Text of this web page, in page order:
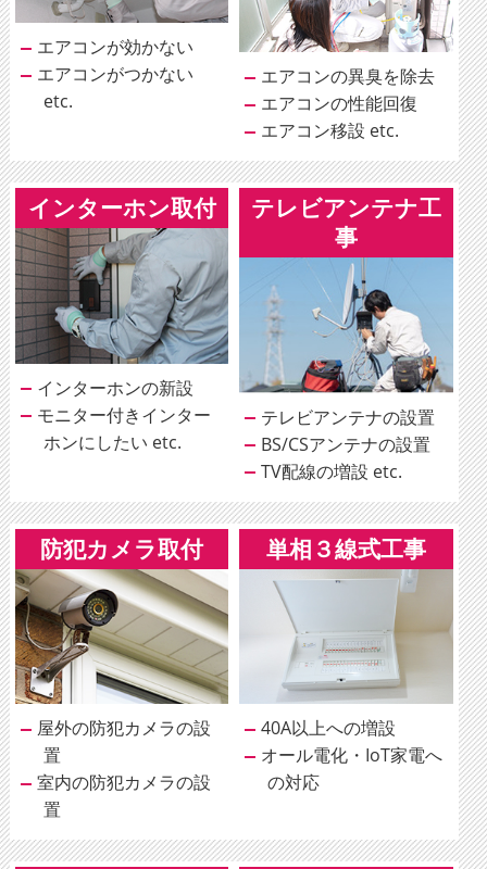
エアコンが効かない
エアコンがつかない
etc.
エアコンの異臭を除去
エアコンの性能回復
エアコン移設 etc.
インターホン取付
インターホンの新設
モニター付きインター
ホンにしたい etc.
テレビアンテナ工
事
テレビアンテナの設置
BS/CSアンテナの設置
TV配線の増設 etc.
防犯カメラ取付
屋外の防犯カメラの設
置
室内の防犯カメラの設
置
単相３線式工事
40A以上への増設
オール電化・IoT家電へ
の対応